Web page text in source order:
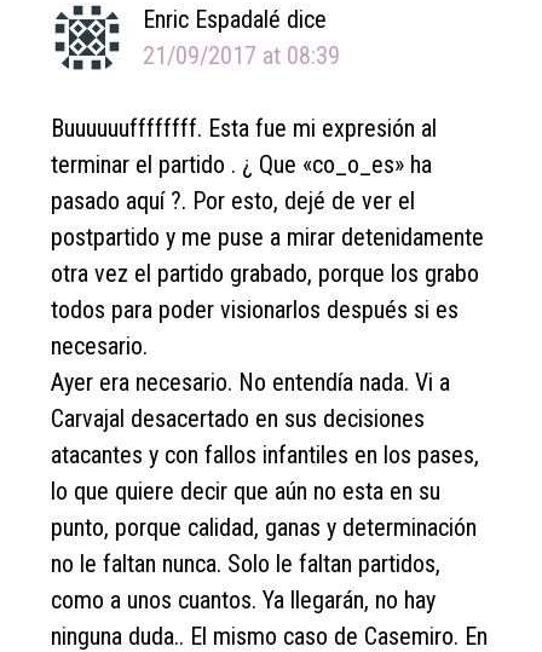
Enric Espadalé dice
21/09/2017 at 08:39
Buuuuuuffffffff. Esta fue mi expresión al
terminar el partido . ¿ Que «co_o_es» ha
pasado aquí ?. Por esto, dejé de ver el
postpartido y me puse a mirar detenidamente
otra vez el partido grabado, porque los grabo
todos para poder visionarlos después si es
necesario.
Ayer era necesario. No entendía nada. Vi a
Carvajal desacertado en sus decisiones
atacantes y con fallos infantiles en los pases,
lo que quiere decir que aún no esta en su
punto, porque calidad, ganas y determinación
no le faltan nunca. Solo le faltan partidos,
como a unos cuantos. Ya llegarán, no hay
ninguna duda.. El mismo caso de Casemiro. En